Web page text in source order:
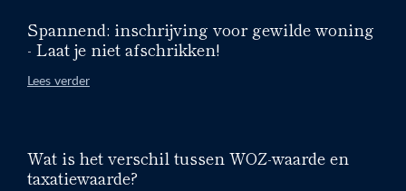
Spannend: inschrijving voor gewilde woning
- Laat je niet afschrikken!
Lees verder
Wat is het verschil tussen WOZ-waarde en
taxatiewaarde?